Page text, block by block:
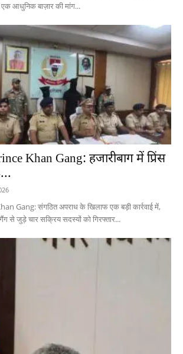
एक आधुनिक बाज़ार की मांग...
Khan Gang: हजारीबाग में प्रिंस
Gang: संगठित अपराध के खिलाफ एक बड़ी कार्रवाई में,
से जुड़े चार सक्रिय सदस्यों को गिरफ्तार...